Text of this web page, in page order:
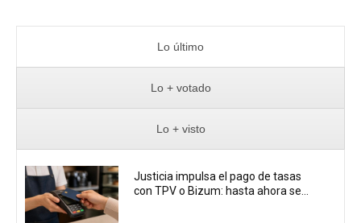
Lo último
Lo + votado
Lo + visto
Justicia impulsa el pago de tasas
con TPV o Bizum: hasta ahora se...